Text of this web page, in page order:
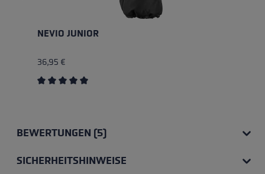
NEVIO JUNIOR
36,95 €
BEWERTUNGEN (5)
SICHERHEITSHINWEISE